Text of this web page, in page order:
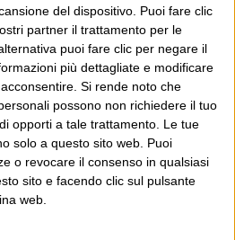
del dispositivo. Puoi fare clic
partner il trattamento per le
puoi fare clic per negare il
più dettagliate e modificare
Si rende noto che
possono non richiedere il tuo
opporti a tale trattamento. Le tue
solo a questo sito web. Puoi
o revocare il consenso in qualsiasi
sito e facendo clic sul pulsante
web.
di rendere pubbliche
mi permetto di pensarla una
(ultimamente il governo ci
che non si realizzerà mai. Ma
Continua